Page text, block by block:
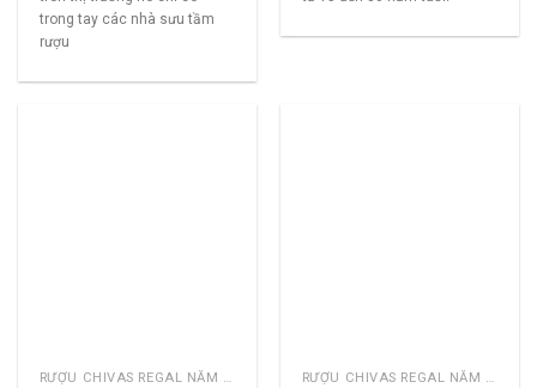
trong tay các nhà sưu tầm
rượu
RƯỢU CHIVAS REGAL NĂM CŨ RƯỢU CHIVAS REGAL NĂM CŨ